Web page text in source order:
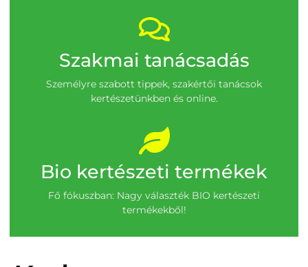
Szakmai tanácsadás
Személyre szabott tippek, szakértői tanácsok
kertészetünkben és online.
Bio kertészeti termékek
Fő fókuszban: Nagy választék BIO kertészeti
termékekből!